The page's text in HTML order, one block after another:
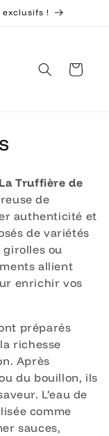
exclusifs !
Panier
Truffière de
de
authenticité et
de variétés
girolles ou
allient
enrichir vos
préparés
richesse
Après
du bouillon, ils
L’eau de
comme
sauces,